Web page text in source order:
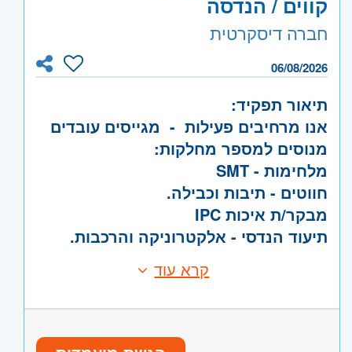
אזור:
צפון - גליל, טבריה והכנרת, עפולה, נצרת
ובית שאן, עכו, נהריה והגליל המערבי, קריות
חברה דיסקרטית
06/08/2026
תיאור תפקיד:
אנו מרחיבים פעילות - מגייסים עובדים
מנוסים למספר מחלקות:
מלחימות - SMT
חווטים - תיבות וכבילה.
מבקר/ת איכות IPC
תיעוד הנדסי - אלקטרוניקה והרכבות.
מפעילי AOI
ניסיון רלוונטי לכל אחד מהתפקידים
מחברה יצרנית אלקטרוניקה.
קרא עוד